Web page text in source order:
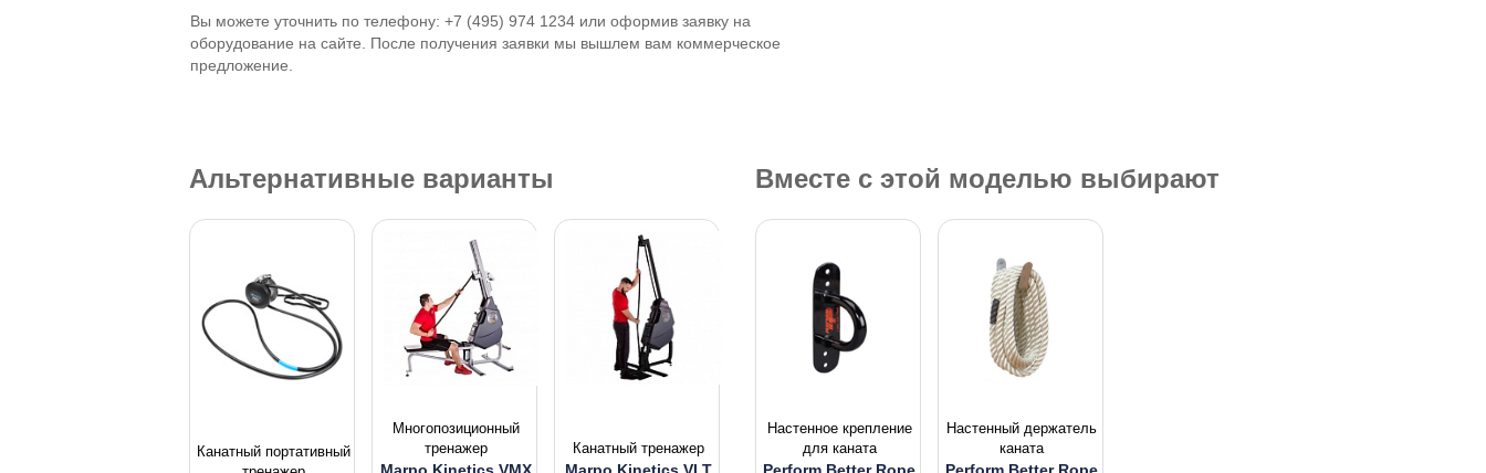
Вы можете уточнить по телефону: +7 (495) 974 1234 или оформив заявку на
оборудование на сайте. После получения заявки мы вышлем вам коммерческое
предложение.
Альтернативные варианты
Канатный портативный
Многопозиционный
тренажер
Канатный тренажер
Вместе с этой моделью выбирают
Настенное крепление
для каната
Настенный держатель
каната